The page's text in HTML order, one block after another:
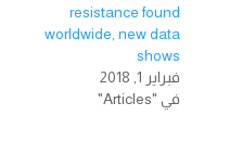
resistance found
worldwide, new data
shows
فبراير 1, 2018
في "Articles"